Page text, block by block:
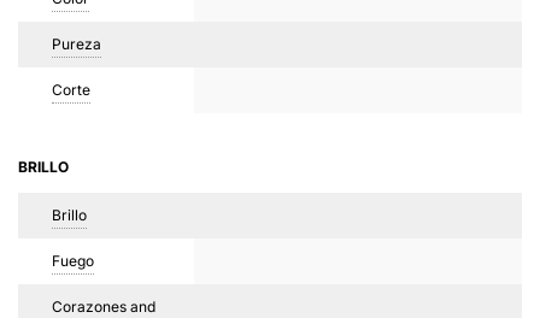
Pureza
Corte
BRILLO
Brillo
Fuego
Corazones and